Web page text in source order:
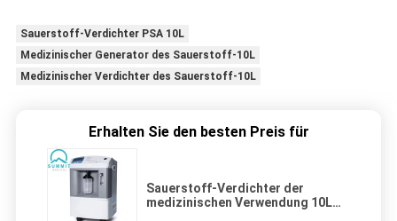
Sauerstoff-Verdichter PSA 10L
Medizinischer Generator des Sauerstoff-10L
Medizinischer Verdichter des Sauerstoff-10L
Erhalten Sie den besten Preis für
Sauerstoff-Verdichter der
medizinischen Verwendung 10L